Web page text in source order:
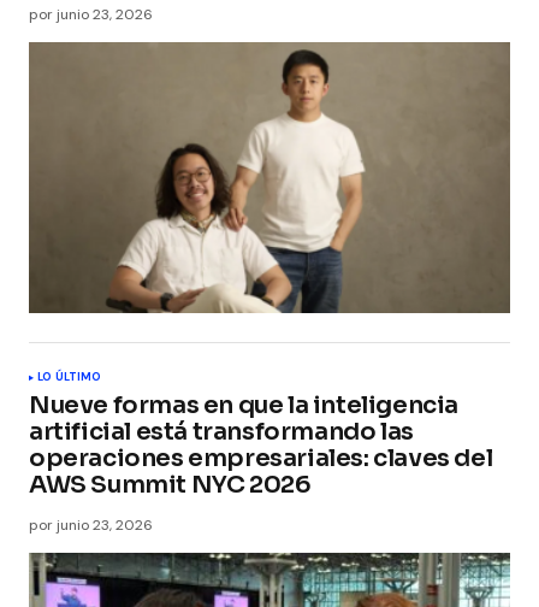
por junio 23, 2026
LO ÚLTIMO
Nueve formas en que la inteligencia
artificial está transformando las
operaciones empresariales: claves del
AWS Summit NYC 2026
por junio 23, 2026